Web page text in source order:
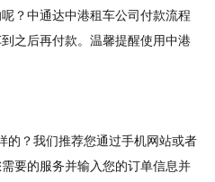
？中通达中港租车公司付款流程
之后再付款。温馨提醒使用中港
的？我们推荐您通过手机网站或者
要的服务并输入您的订单信息并